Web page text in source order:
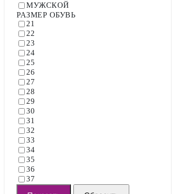
МУЖСКОЙ
РАЗМЕР ОБУВЬ
21
22
23
24
25
26
27
28
29
30
31
32
33
34
35
36
37